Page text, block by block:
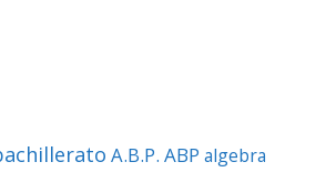
A.B.P. ABP algebra